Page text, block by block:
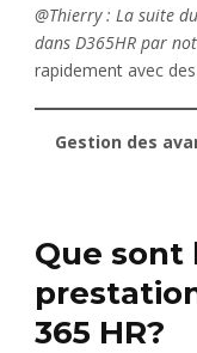
@Thierry : La suite
dans D365HR par
rapidement avec
Gestion des
Que sont
365 HR?